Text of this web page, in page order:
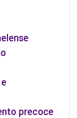
precoce